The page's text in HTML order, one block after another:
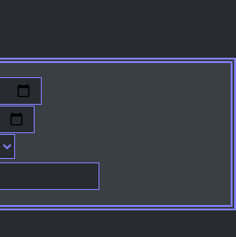
oplysninger anonymt.
os med at forstå,
bruger vores